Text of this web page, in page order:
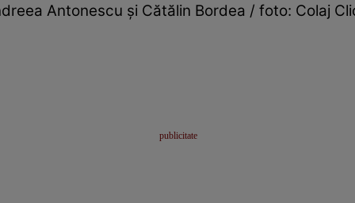
Antonescu și Cătălin Bordea / foto: Colaj